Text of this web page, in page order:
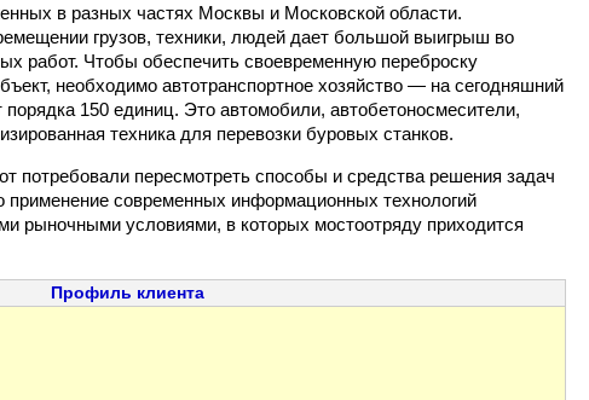
в разных частях Москвы и Московской области.
грузов, техники, людей дает большой выигрыш во
работ. Чтобы обеспечить своевременную переброску
необходимо автотранспортное хозяйство — на сегодняшний
150 единиц. Это автомобили, автобетоносмесители,
техника для перевозки буровых станков.
потребовали пересмотреть способы и средства решения задач
применение современных информационных технологий
рыночными условиями, в которых мостоотряду приходится
Профиль клиента